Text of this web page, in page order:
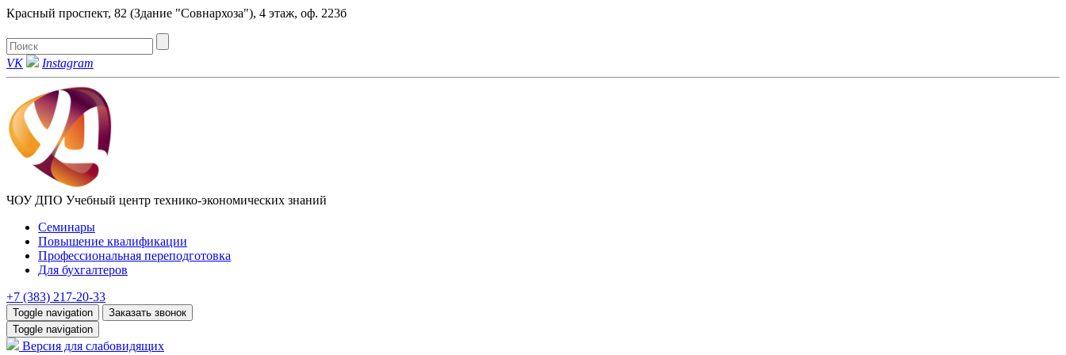
Красный проспект, 82 (Здание "Совнархоза"), 4 этаж, оф. 223б
VK Instagram
ЧОУ ДПО Учебный центр технико-экономических знаний
Семинары
Повышение квалификации
Профессиональная переподготовка
Для бухгалтеров
+7 (383) 217-20-33
Toggle navigation
Заказать звонок
Toggle navigation
Версия для слабовидящих